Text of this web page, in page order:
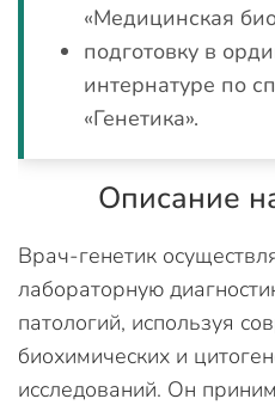
«Медицинская
подготовку в
интернатуре по
«Генетика».
Описание
Врач-генетик
лабораторную
патологий, используя
биохимических и
исследований. Он